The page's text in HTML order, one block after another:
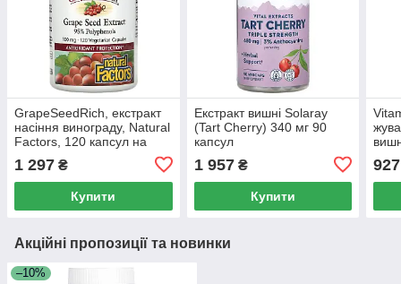
GrapeSeedRich, екстракт
насіння винограду, Natural
Factors, 120 капсул на
1 297 ₴
Купити
Екстракт вишні Solaray
(Tart Cherry) 340 мг 90
капсул
1 957₴
Купити
мг,
927
Акційні пропозиції та новинки
–10%